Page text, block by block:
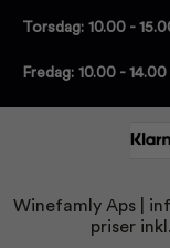
Torsdag: 10.00 -
Fredag: 10.00 - 14.00
Winefamly Aps |
priser